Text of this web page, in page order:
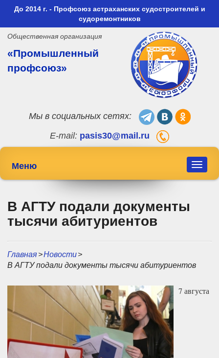
До 2014 г. - Профсоюз астраханских судостроителей и
судоремонтников
Общественная организация
«Промышленный
профсоюз»
Мы в социальных сетях:
E-mail: pasis30@mail.ru
Toggle
Меню
В АГТУ подали документы
тысячи абитуриентов
Главная>Новости>
В АГТУ подали документы тысячи абитуриентов
7 августа